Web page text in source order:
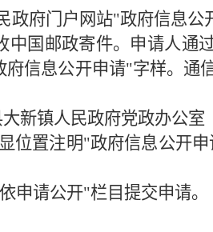
府门户网站"政府信息公
国邮政寄件。申请人通
信息公开申请"字样。通
新镇人民政府党政办公室
位置注明"政府信息公开申
申请公开"栏目提交申请。